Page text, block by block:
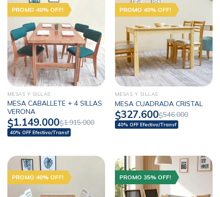
PROMO 40% OFF!
MESAS Y SILLAS
MESA CABALLETE + 4 SILLAS
VERONA
$1.149.000$1.915.000
40% OFF Efectivo/Transf
PROMO 40% OFF!
MESAS Y SILLAS
MESA CUADRADA CRISTAL
$327.600$546.000
40% OFF Efectivo/Transf
PROMO 40% OFF! PROMO 35% OFF!